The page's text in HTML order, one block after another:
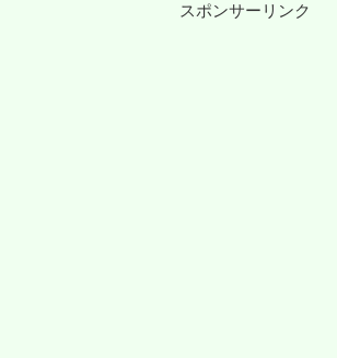
スポンサーリンク